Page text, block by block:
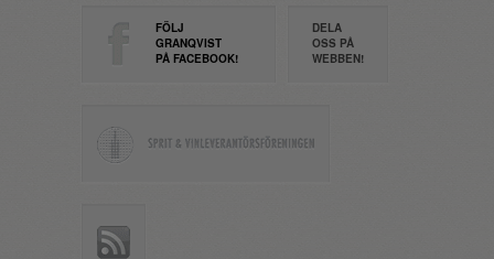
FÖLJ
GRANQVIST
PÅ FACEBOOK!
DELA
OSS PÅ
WEBBEN!